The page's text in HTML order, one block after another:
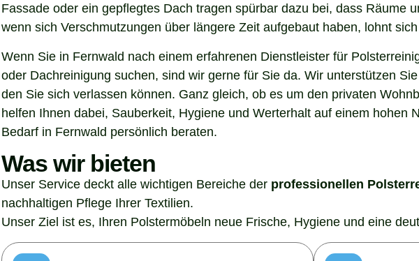
Fassade oder ein gepflegtes Dach tragen spürbar dazu bei, dass Räume
wenn sich Verschmutzungen über längere Zeit aufgebaut haben, lohnt
Wenn Sie in Fernwald nach einem erfahrenen Dienstleister für
oder Dachreinigung suchen, sind wir gerne für Sie da. Wir unterstützen
den Sie sich verlassen können. Ganz gleich, ob es um den privaten
helfen Ihnen dabei, Sauberkeit, Hygiene und Werterhalt auf einem
Bedarf in Fernwald persönlich beraten.
Was wir bieten
Unser Service deckt alle wichtigen Bereiche der professionellen
nachhaltigen Pflege Ihrer Textilien.
Unser Ziel ist es, Ihren Polstermöbeln neue Frische, Hygiene und eine